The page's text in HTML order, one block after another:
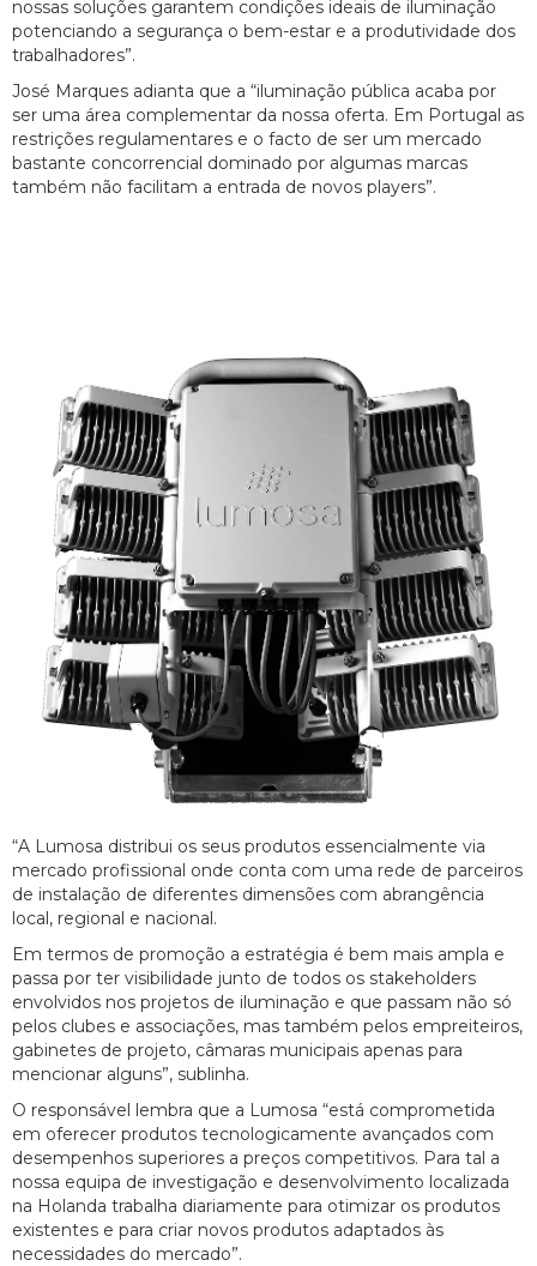
nossas soluções garantem condições ideais de iluminação
potenciando a segurança o bem-estar e a produtividade dos
trabalhadores”.
José Marques adianta que a “iluminação pública acaba por
ser uma área complementar da nossa oferta. Em Portugal as
restrições regulamentares e o facto de ser um mercado
bastante concorrencial dominado por algumas marcas
também não facilitam a entrada de novos players”.
“A Lumosa distribui os seus produtos essencialmente via
mercado profissional onde conta com uma rede de parceiros
de instalação de diferentes dimensões com abrangência
local, regional e nacional.
Em termos de promoção a estratégia é bem mais ampla e
passa por ter visibilidade junto de todos os stakeholders
envolvidos nos projetos de iluminação e que passam não só
pelos clubes e associações, mas também pelos empreiteiros,
gabinetes de projeto, câmaras municipais apenas para
mencionar alguns”, sublinha.
O responsável lembra que a Lumosa “está comprometida
em oferecer produtos tecnologicamente avançados com
desempenhos superiores a preços competitivos. Para tal a
nossa equipa de investigação e desenvolvimento localizada
na Holanda trabalha diariamente para otimizar os produtos
existentes e para criar novos produtos adaptados às
necessidades do mercado”.